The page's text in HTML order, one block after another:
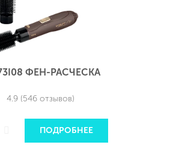
ФЕН-РАСЧЕСКА
4.9 (546 отзывов)
ПОДРОБНЕЕ